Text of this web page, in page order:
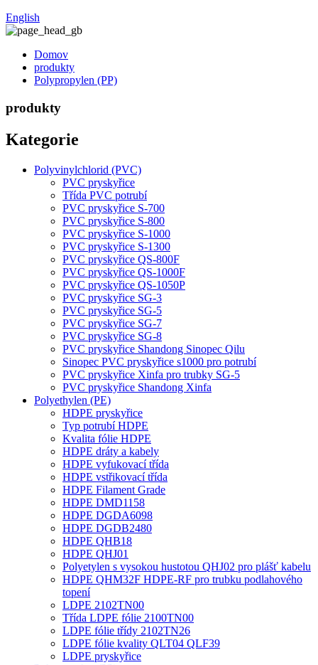
English
Domov
produkty
Polypropylen (PP)
produkty
Kategorie
Polyvinylchlorid (PVC)
PVC pryskyřice
Třída PVC potrubí
PVC pryskyřice S-700
PVC pryskyřice S-800
PVC pryskyřice S-1000
PVC pryskyřice S-1300
PVC pryskyřice QS-800F
PVC pryskyřice QS-1000F
PVC pryskyřice QS-1050P
PVC pryskyřice SG-3
PVC pryskyřice SG-5
PVC pryskyřice SG-7
PVC pryskyřice SG-8
PVC pryskyřice Shandong Sinopec Qilu
Sinopec PVC pryskyřice s1000 pro potrubí
PVC pryskyřice Xinfa pro trubky SG-5
PVC pryskyřice Shandong Xinfa
Polyethylen (PE)
HDPE pryskyřice
Typ potrubí HDPE
Kvalita fólie HDPE
HDPE dráty a kabely
HDPE vyfukovací třída
HDPE vstřikovací třída
HDPE Filament Grade
HDPE DMD1158
HDPE DGDA6098
HDPE DGDB2480
HDPE QHB18
HDPE QHJ01
Polyetylen s vysokou hustotou QHJ02 pro plášť kabelu
HDPE QHM32F HDPE-RF pro trubku podlahového
topení
LDPE 2102TN00
Třída LDPE fólie 2100TN00
LDPE fólie třídy 2102TN26
LDPE fólie kvality QLT04 QLF39
LDPE pryskyřice